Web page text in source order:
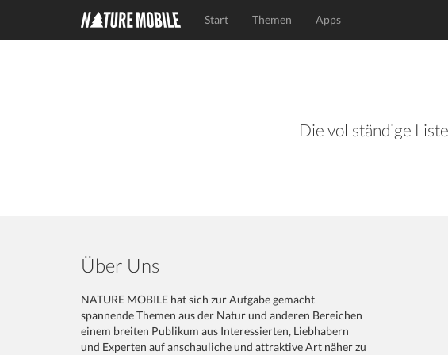
Start Themen Apps
Die vollständige
Über Uns
NATURE MOBILE hat sich zur Aufgabe gemacht
spannende Themen aus der Natur und anderen Bereichen
einem breiten Publikum aus Interessierten, Liebhabern
und Experten auf anschauliche und attraktive Art näher zu